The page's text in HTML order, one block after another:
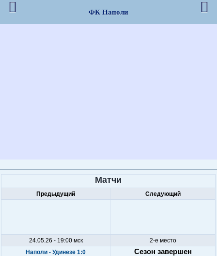
Матчи
Предыдущий Следующий
24.05.26 - 19:00 мск
2-е место
Наполи - Удинезе 1:0
Сезон завершен
ФК Наполи